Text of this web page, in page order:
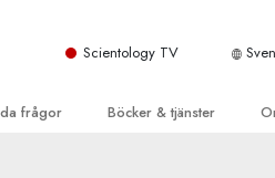
Scientology TV
frågor Böcker & tjänster